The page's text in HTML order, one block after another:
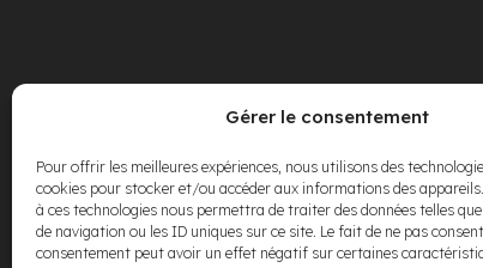
Gérer le consentement
Pour offrir les meilleures expériences, nous utilisons des
cookies pour stocker et/ou accéder aux informations des
à ces technologies nous permettra de traiter des données telles
de navigation ou les ID uniques sur ce site. Le fait de ne pas
consentement peut avoir un effet négatif sur certaines